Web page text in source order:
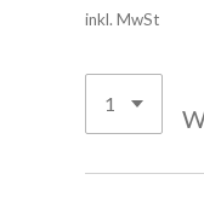
inkl. MwSt